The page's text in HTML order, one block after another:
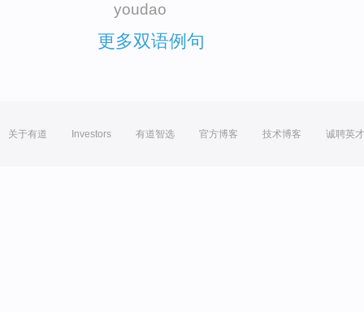
youdao
更多双语例句
关于有道 Investors 有道智选 官方博客 技术博客 诚聘英才